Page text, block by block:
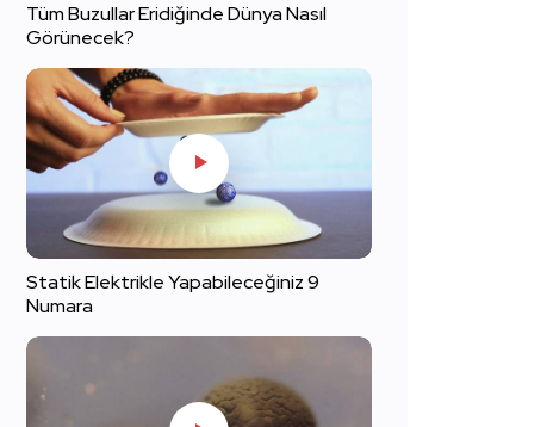
Tüm Buzullar Eridiğinde Dünya Nasıl
Görünecek?
Statik Elektrikle Yapabileceğiniz 9
Numara